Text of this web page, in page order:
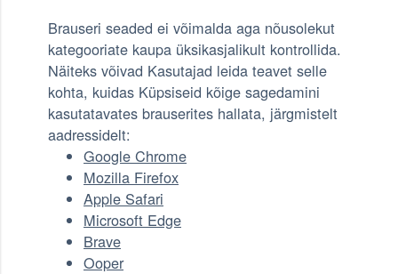
Brauseri seaded ei võimalda aga nõusolekut
kategooriate kaupa üksikasjalikult kontrollida.
Näiteks võivad Kasutajad leida teavet selle
kohta, kuidas Küpsiseid kõige sagedamini
kasutatavates brauserites hallata, järgmistelt
aadressidelt:
Google Chrome
Mozilla Firefox
Apple Safari
Microsoft Edge
Brave
Ooper